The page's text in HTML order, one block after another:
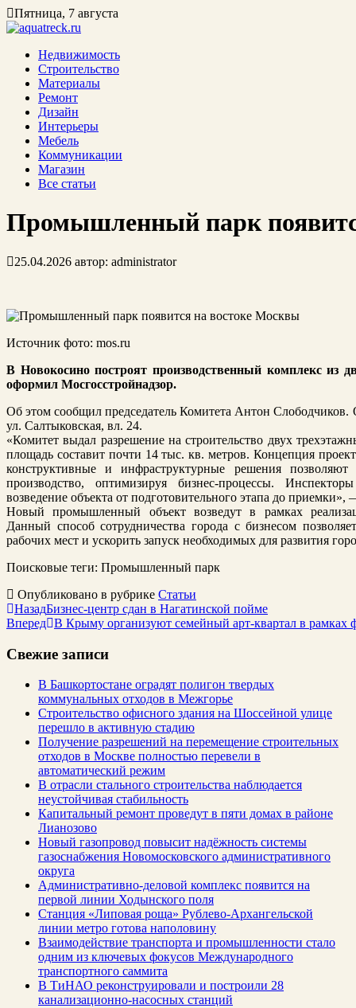
Пятница, 7 августа
Недвижимость
Строительство
Материалы
Ремонт
Дизайн
Интерьеры
Мебель
Коммуникации
Магазин
Все статьи
Промышленный парк
25.04.2026 автор: administrator
Источник фото: mos.ru
В Новокосино построят производственный комплекс из
оформил Мосгосстройнадзор.
Об этом сообщил председатель Комитета Антон Слободчиков.
ул. Салтыковская, вл. 24.
«Комитет выдал разрешение на строительство двух
площадь составит почти 14 тыс. кв. метров. Концепция
конструктивные и инфраструктурные решения
производство, оптимизируя бизнес-процессы.
возведение объекта от подготовительного этапа до
Новый промышленный объект возведут в рамках
Данный способ сотрудничества города с бизнесом
рабочих мест и ускорить запуск необходимых для развития
Поисковые теги: Промышленный парк
Опубликовано в рубрике Статьи
НазадБизнес-центр сдан в Нагатинской пойме
Вперед В Крыму организуют семейный арт-квартал в рамках
Свежие записи
В Башкортостане оградят полигон твердых
коммунальных отходов в Межгорье
Строительство офисного здания на Шоссейной улице
перешло в активную стадию
Получение разрешений на перемещение строительных
отходов в Москве полностью перевели в
автоматический режим
В отрасли стального строительства наблюдается
неустойчивая стабильность
Капитальный ремонт проведут в пяти домах в районе
Лианозово
Новый газопровод повысит надёжность системы
газоснабжения Новомосковского административного
округа
Административно-деловой комплекс появится на
первой линии Ходынского поля
Станция «Липовая роща» Рублево-Архангельской
линии метро готова наполовину
Взаимодействие транспорта и промышленности стало
одним из ключевых фокусов Международного
транспортного саммита
В ТиНАО реконструировали и построили 28
канализационно-насосных станций